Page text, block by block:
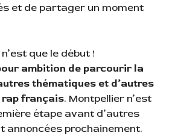
et de partager un moment
que le début !
ambition de parcourir la
thématiques et d’autres
rap français. Montpellier n’est
étape avant d’autres
annoncées prochainement.